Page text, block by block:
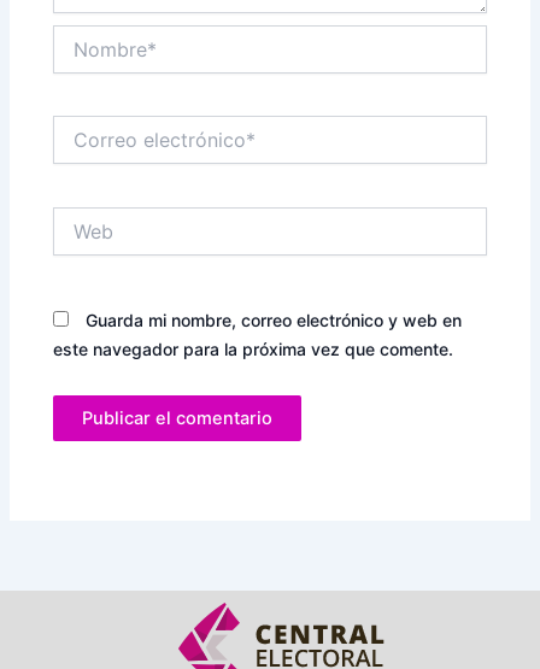
electrónico*
Guarda mi nombre, correo electrónico y web en
este navegador para la próxima vez que comente.